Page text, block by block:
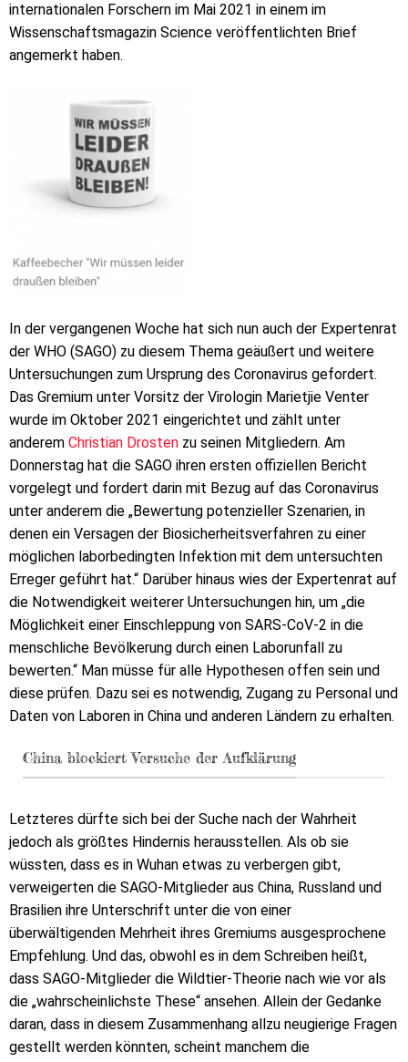
internationalen Forschern im Mai 2021 in einem im
Wissenschaftsmagazin Science veröffentlichten Brief
angemerkt haben.
In der vergangenen Woche hat sich nun auch der Expertenrat
der WHO (SAGO) zu diesem Thema geäußert und weitere
Untersuchungen zum Ursprung des Coronavirus gefordert.
Das Gremium unter Vorsitz der Virologin Marietjie Venter
wurde im Oktober 2021 eingerichtet und zählt unter
anderem Christian Drosten zu seinen Mitgliedern. Am
Donnerstag hat die SAGO ihren ersten offiziellen Bericht
vorgelegt und fordert darin mit Bezug auf das Coronavirus
unter anderem die „Bewertung potenzieller Szenarien, in
denen ein Versagen der Biosicherheitsverfahren zu einer
möglichen laborbedingten Infektion mit dem untersuchten
Erreger geführt hat.“ Darüber hinaus wies der Expertenrat auf
die Notwendigkeit weiterer Untersuchungen hin, um „die
Möglichkeit einer Einschleppung von SARS-CoV-2 in die
menschliche Bevölkerung durch einen Laborunfall zu
bewerten.“ Man müsse für alle Hypothesen offen sein und
diese prüfen. Dazu sei es notwendig, Zugang zu Personal und
Daten von Laboren in China und anderen Ländern zu erhalten.
China blockiert Versuche der Aufklärung
Letzteres dürfte sich bei der Suche nach der Wahrheit
jedoch als größtes Hindernis herausstellen. Als ob sie
wüssten, dass es in Wuhan etwas zu verbergen gibt,
verweigerten die SAGO-Mitglieder aus China, Russland und
Brasilien ihre Unterschrift unter die von einer
überwältigenden Mehrheit ihres Gremiums ausgesprochene
Empfehlung. Und das, obwohl es in dem Schreiben heißt,
dass SAGO-Mitglieder die Wildtier-Theorie nach wie vor als
die „wahrscheinlichste These“ ansehen. Allein der Gedanke
daran, dass in diesem Zusammenhang allzu neugierige Fragen
gestellt werden könnten, scheint manchem die